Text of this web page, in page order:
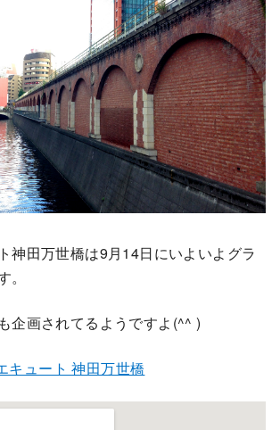
神田万世橋は9月14日にいよいよグラ
企画されてるようですよ(^^ )
キュート 神田万世橋